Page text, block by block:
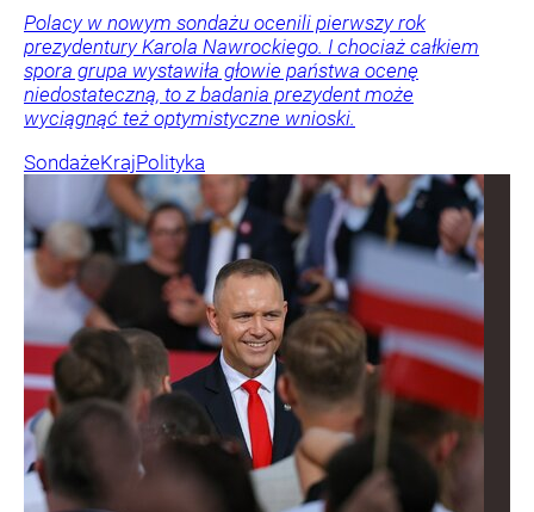
Polacy w nowym sondażu ocenili pierwszy rok
prezydentury Karola Nawrockiego. I chociaż całkiem
spora grupa wystawiła głowie państwa ocenę
niedostateczną, to z badania prezydent może
wyciągnąć też optymistyczne wnioski.
SondażeKrajPolityka